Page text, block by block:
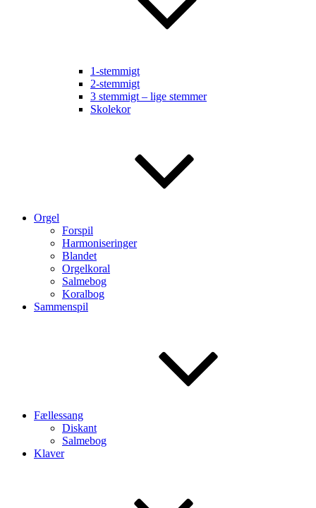
1-stemmigt
2-stemmigt
3 stemmigt – lige stemmer
Skolekor
Orgel
Forspil
Harmoniseringer
Blandet
Orgelkoral
Salmebog
Koralbog
Sammenspil
Fællessang
Diskant
Salmebog
Klaver